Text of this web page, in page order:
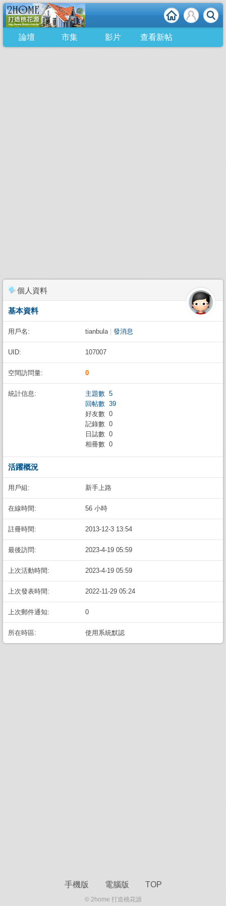
論壇 市集 影片 查看新帖
個人資料
基本資料
用戶名: tianbula 發消息
UID: 107007
空間訪問量: 0
統計信息:
主題數 5
回帖數 39
好友數 0
記錄數 0
日誌數 0
相冊數 0
活躍概況
用戶組: 新手上路
在線時間: 56 小時
註冊時間: 2013-12-3 13:54
最後訪問: 2023-4-19 05:59
上次活動時間: 2023-4-19 05:59
上次發表時間: 2022-11-29 05:24
上次郵件通知: 0
所在時區: 使用系統默認
手機版 電腦版 TOP
© 2home 打造桃花源